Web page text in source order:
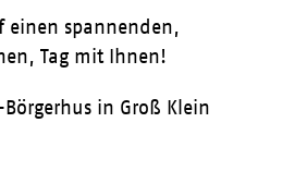
einen spannenden,
Tag mit Ihnen!
Börgerhus in Groß Klein